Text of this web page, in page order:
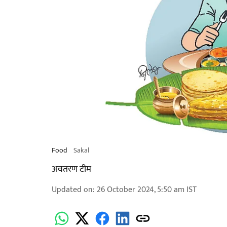
Food Sakal
अवतरण टीम
Updated on: 26 October 2024, 5:50 am IST